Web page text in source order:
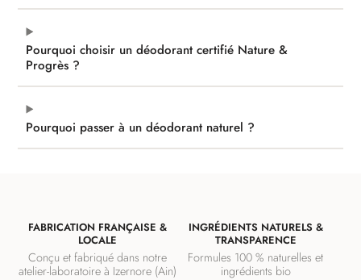
Pourquoi choisir un déodorant certifié Nature &
Progrès ?
Pourquoi passer à un déodorant naturel ?
FABRICATION FRANÇAISE &
LOCALE
Conçu et fabriqué dans notre
atelier-laboratoire à Izernore (Ain)
INGRÉDIENTS NATURELS &
TRANSPARENCE
Formules 100 % naturelles et
ingrédients bio